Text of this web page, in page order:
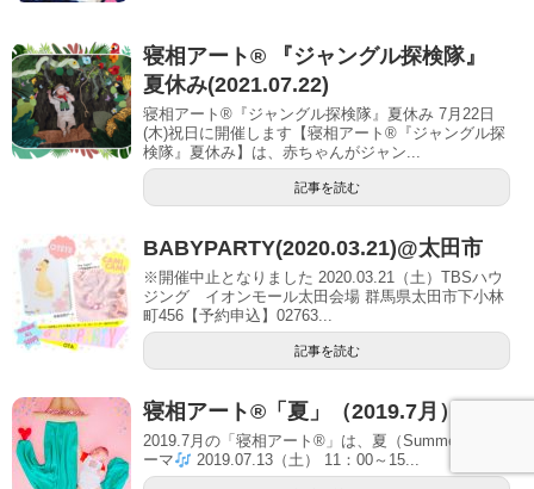
寝相アート® 『ジャングル探検隊』
夏休み(2021.07.22)
寝相アート®『ジャングル探検隊』夏休み 7月22日
(木)祝日に開催します【寝相アート®︎『ジャングル探
検隊』夏休み】は、赤ちゃんがジャン...
記事を読む
BABYPARTY(2020.03.21)@太田市
※開催中止となりました 2020.03.21（土）TBSハウ
ジング イオンモール太田会場 群馬県太田市下小林
町456【予約申込】02763...
記事を読む
寝相アート®「夏」（2019.7月）
2019.7月の「寝相アート®」は、夏（Summer）がテ
ーマ
2019.07.13（土） 11：00～15...